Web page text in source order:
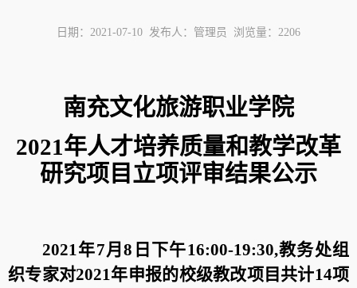
日期：2021-07-10 发布人：管理员 浏览量： 2206
南充文化旅游职业学院
2021年人才培养质量和教学改革
研究项目立项评审结果公示
2021 年7月8 日下午16:00-19:30,教务处组
织专家对2021年申报的校级教改项目共计14项